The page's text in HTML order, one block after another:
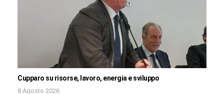
Cupparo su risorse, lavoro, energia e sviluppo
8 Agosto 2026